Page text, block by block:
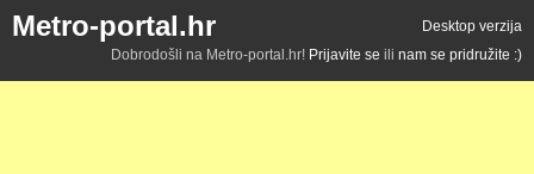
Metro-portal.hr
Desktop verzija
Dobrodošli na Metro-portal.hr! Prijavite se ili nam se pridružite :)